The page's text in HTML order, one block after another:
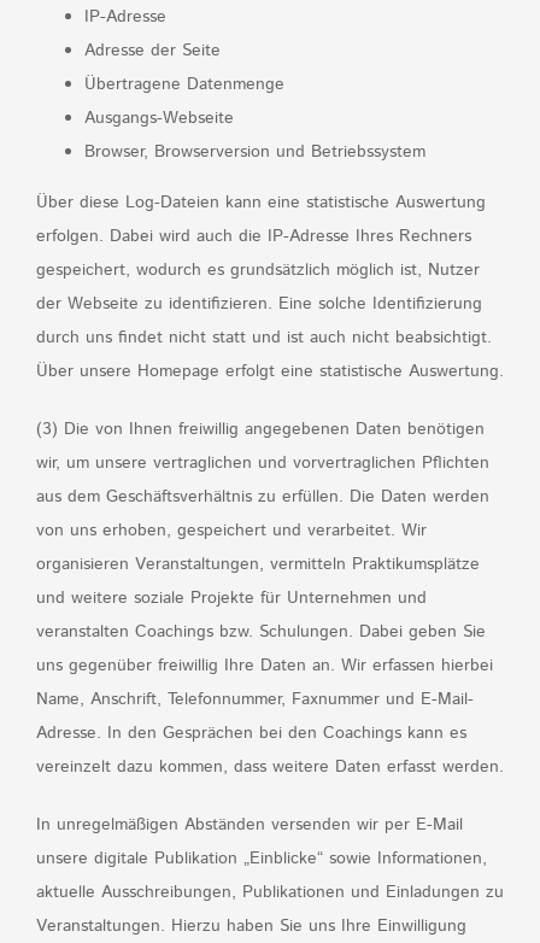
IP-Adresse
Adresse der Seite
Übertragene Datenmenge
Ausgangs-Webseite
Browser, Browserversion und Betriebssystem
Über diese Log-Dateien kann eine statistische Auswertung
erfolgen. Dabei wird auch die IP-Adresse Ihres Rechners
gespeichert, wodurch es grundsätzlich möglich ist, Nutzer
der Webseite zu identifizieren. Eine solche Identifizierung
durch uns findet nicht statt und ist auch nicht beabsichtigt.
Über unsere Homepage erfolgt eine statistische Auswertung.
(3) Die von Ihnen freiwillig angegebenen Daten benötigen
wir, um unsere vertraglichen und vorvertraglichen Pflichten
aus dem Geschäftsverhältnis zu erfüllen. Die Daten werden
von uns erhoben, gespeichert und verarbeitet. Wir
organisieren Veranstaltungen, vermitteln Praktikumsplätze
und weitere soziale Projekte für Unternehmen und
veranstalten Coachings bzw. Schulungen. Dabei geben Sie
uns gegenüber freiwillig Ihre Daten an. Wir erfassen hierbei
Name, Anschrift, Telefonnummer, Faxnummer und E-Mail-
Adresse. In den Gesprächen bei den Coachings kann es
vereinzelt dazu kommen, dass weitere Daten erfasst werden.
In unregelmäßigen Abständen versenden wir per E-Mail
unsere digitale Publikation „Einblicke“ sowie Informationen,
aktuelle Ausschreibungen, Publikationen und Einladungen zu
Veranstaltungen. Hierzu haben Sie uns Ihre Einwilligung